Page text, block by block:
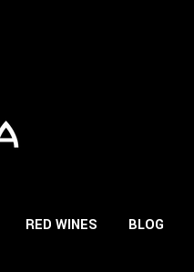
RED WINES BLOG